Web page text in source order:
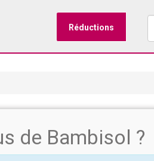
Réductions
de Bambisol ?